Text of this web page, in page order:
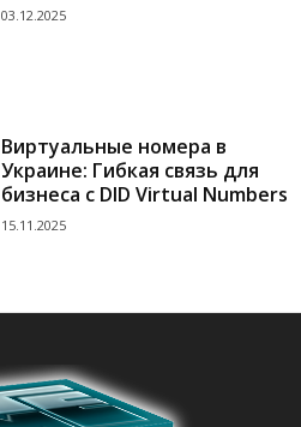
03.12.2025
Виртуальные номера в
Украине: Гибкая связь для
бизнеса с DID Virtual Numbers
15.11.2025